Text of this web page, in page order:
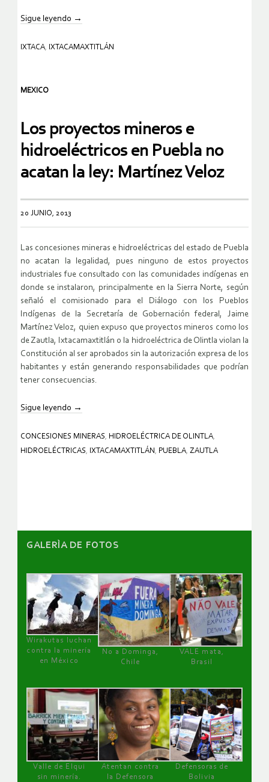
Sigue leyendo →
IXTACA IXTACAMAXTITLÁN
MEXICO
Los proyectos mineros e
hidroeléctricos en Puebla no
acatan la ley: Martínez Veloz
20 JUNIO, 2013
Las concesiones mineras e hidroeléctricas del estado de Puebla
no acatan la legalidad, pues ninguno de estos proyectos
industriales fue consultado con las comunidades indígenas en
donde se instalaron, principalmente en la Sierra Norte, según
señaló el comisionado para el Diálogo con los Pueblos
Indígenas de la Secretaría de Gobernación federal, Jaime
Martínez Veloz, quien expuso que proyectos mineros como los
de Zautla, Ixtacamaxtitlán o la hidroeléctrica de Olintla violan la
Constitución al ser aprobados sin la autorización expresa de los
habitantes y están generando responsabilidades que podrían
tener consecuencias.
Sigue leyendo →
CONCESIONES MINERAS, HIDROELÉCTRICA DE OLINTLA,
HIDROELÉCTRICAS, IXTACAMAXTITLÁN , PUEBLA, ZAUTLA
GALERÌA DE FOTOS
Wirakutas luchan
contra la minería
en México
No a Dominga,
Chile
VALE mata,
Brasil
Valle de Elqui
sin minería.
Atentan contra
la Defensora
Defensoras de
Bolivia